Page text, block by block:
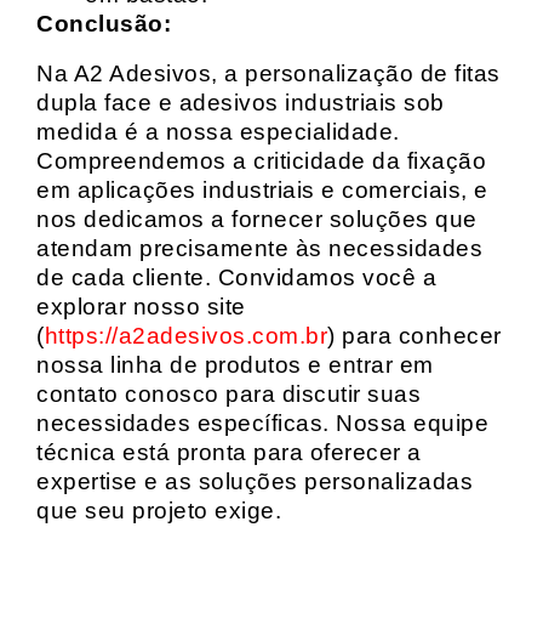
Conclusão:
Na A2 Adesivos, a personalização de fitas
dupla face e adesivos industriais sob
medida é a nossa especialidade.
Compreendemos a criticidade da fixação
em aplicações industriais e comerciais, e
nos dedicamos a fornecer soluções que
atendam precisamente às necessidades
de cada cliente. Convidamos você a
explorar nosso site
(https://a2adesivos.com.br) para conhecer
nossa linha de produtos e entrar em
contato conosco para discutir suas
necessidades específicas. Nossa equipe
técnica está pronta para oferecer a
expertise e as soluções personalizadas
que seu projeto exige.